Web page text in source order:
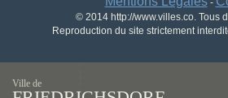
-
© 2014 http://www.villes.co. Tous
Reproduction du site strictement
Ville de